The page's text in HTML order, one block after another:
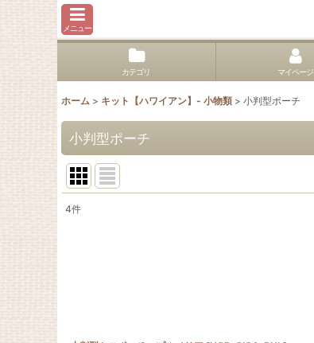
メニュー
カテゴリ マイページ
ホーム > キット【ハワイアン】- 小物類 > 小判型ポーチ
小判型ポーチ
4件